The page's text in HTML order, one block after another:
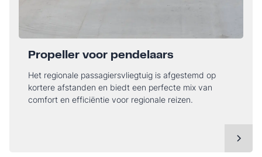
Propeller voor pendelaars
Het regionale passagiersvliegtuig is afgestemd op
kortere afstanden en biedt een perfecte mix van
comfort en efficiëntie voor regionale reizen.